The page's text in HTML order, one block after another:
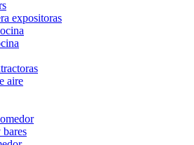
expositoras
aire
bares